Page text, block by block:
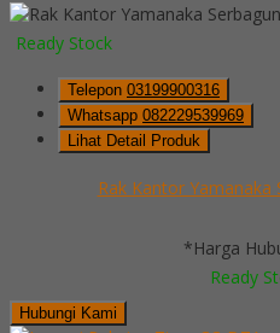
Ready Stock
Telepon 03199900316
Whatsapp 082229539969
Lihat Detail Produk
Rak Kantor Yamanaka
*Harga
Ready
Hubungi Kami